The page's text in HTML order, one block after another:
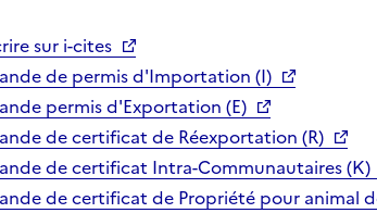
sur i-cites
de permis d'Importation (I)
permis d'Exportation (E)
de certificat de Réexportation (R)
de certificat Intra-Communautaires (K)
de certificat de Propriété pour animal